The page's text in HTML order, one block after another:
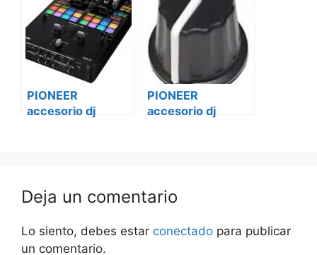
PIONEER
accesorio dj
PIONEER
accesorio dj
Deja un comentario
Lo siento, debes estar conectado para publicar
un comentario.